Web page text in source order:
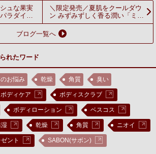
ュな果実
ラダイス
コレクショ
＼限定発売／夏肌をクールダウ
ン みずみずしく香る潤い「ミン
ティスパーク・ユズ コレクショ
ン」
ブログ一覧へ
れたワード
お悩み 乾燥 角質 臭い
ボディケア ボディスクラブ
ボディローション ベスコス
乾燥 角質 ニオイ
ント SABON(サボン)